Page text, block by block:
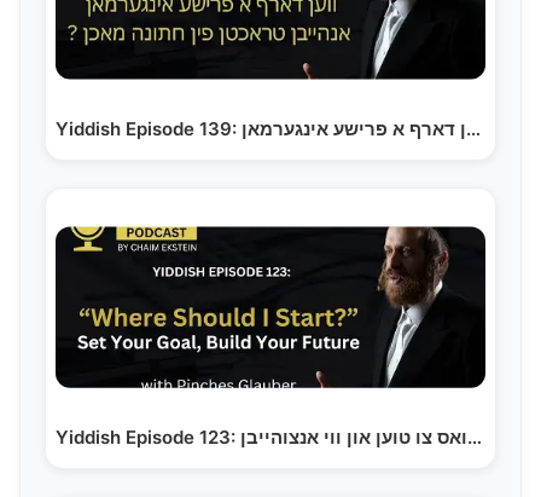
Yiddish Episode 139: ווען דארף א פרישע אינגערמאן…
Yiddish Episode 123: וואס צו טוען און ווי אנצוהייבן,…